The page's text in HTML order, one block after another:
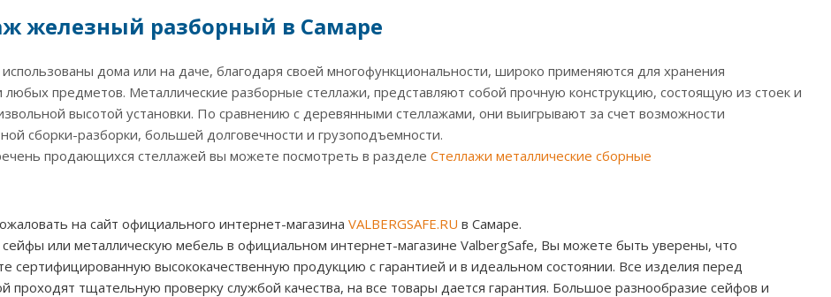
железный разборный в Самаре
дома или на даче, благодаря своей многофункциональности, широко применяются для хранения
любых предметов. Металлические разборные стеллажи, представляют собой прочную конструкцию, состоящую из стоек и
высотой установки. По сравнению с деревянными стеллажами, они выигрывают за счет возможности
сборки-разборки, большей долговечности и грузоподъемности.
продающихся стеллажей вы можете посмотреть в разделе Стеллажи металлические сборные
на сайт официального интернет-магазина VALBERGSAFE.RU в Самаре.
сейфы или металлическую мебель в официальном интернет-магазине ValbergSafe, Вы можете быть уверены, что
сертифицированную высококачественную продукцию с гарантией и в идеальном состоянии. Все изделия перед
проходят тщательную проверку службой качества, на все товары дается гарантия. Большое разнообразие сейфов и